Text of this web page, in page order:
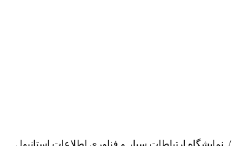
/ نمایشگاه ارتباطات سیار و فناوری اطلاعات استانبول